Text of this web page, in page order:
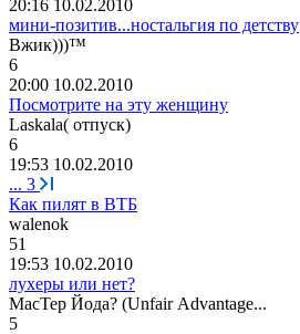
20:16 10.02.2010
мини-позитив...ностальгия по детству
Вжик)))™
6
20:00 10.02.2010
Посмотрите на эту женщину
Laskala( отпуск)
6
19:53 10.02.2010
... 3
Как пилят в ВТБ
walenok
51
19:53 10.02.2010
лухеры или нет?
MacTep Йода? (Unfair Advantage...
5